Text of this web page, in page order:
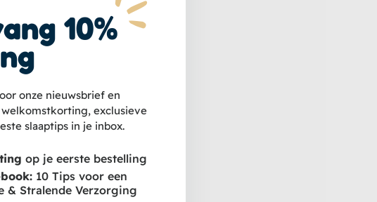
Gemaakt
verbeteren en
en het
10%
onze nieuwsbrief en
exclusieve
slaaptips in je inbox.
op je eerste bestelling
10 Tips voor een
& Stralende Verzorging